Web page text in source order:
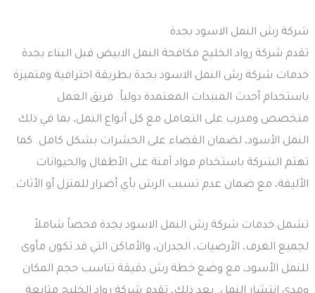
شركة رش النمل الاسود بجدة
تقدم شركة رواد الخليج مكافحة النمل الابيض قبل البناء بجدة
خدمات شركة رش النمل الاسود بجدة بطريقة احترافية ومتميزة
باستخدام أحدث المبيدات المعتمدة دولياً. فريق العمل
متخصص ومدرب على التعامل مع كل أنواع النمل، بما في ذلك
النمل الأسود، لضمان القضاء على الحشرات بشكل كامل. كما
تهتم الشركة باستخدام مواد آمنة على الأطفال والحيوانات
الأليفة، مع ضمان عدم تسبب الرش بأي أضرار للمنزل أو الأثاث.
تشمل خدمات شركة رش النمل الاسود بجدة فحصاً شاملاً
لجميع الغرف، الأرضيات، الجدران، والأماكن التي قد تكون مأوى
للنمل الأسود، مع وضع خطة رش دقيقة تناسب حجم المكان